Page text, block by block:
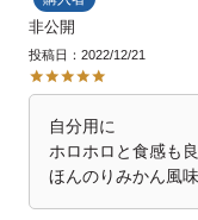
非公開
投稿日 2022/12/21
自分用に
ホロホロと食感も
ほんのりみかん風